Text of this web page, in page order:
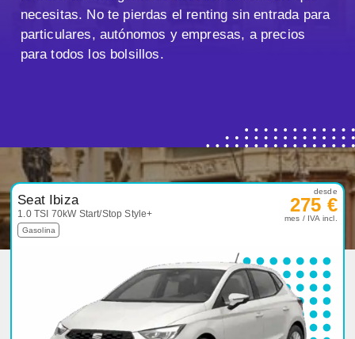
necesitas. No te pierdas el renting sin entrada para
particulares, autónomos y empresas, a precios
para todos los bolsillos.
Seat Ibiza
1.0 TSI 70kW Start/Stop Style+
Gasolina
desde
275 €
mes / IVA incl.